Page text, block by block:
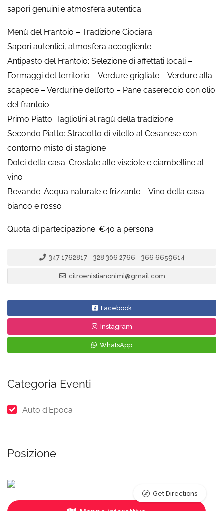
sapori genuini e atmosfera autentica
Menù del Frantoio – Tradizione Ciociara
Sapori autentici, atmosfera accogliente
Antipasto del Frantoio: Selezione di affettati locali –
Formaggi del territorio – Verdure grigliate – Verdure alla
scapece – Verdurine dell’orto – Pane casereccio con olio
del frantoio
Primo Piatto: Tagliolini al ragù della tradizione
Secondo Piatto: Stracotto di vitello al Cesanese con
contorno misto di stagione
Dolci della casa: Crostate alle visciole e ciambelline al
vino
Bevande: Acqua naturale e frizzante – Vino della casa
bianco e rosso
Quota di partecipazione: €40 a persona
347 1762817 - 328 306 2766 - 366 6659614
citroenistianonimi@gmail.com
Facebook
Instagram
WhatsApp
Categoria Eventi
Auto d'Epoca
Posizione
Get Directions